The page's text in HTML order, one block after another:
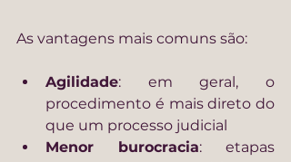
As vantagens mais comuns são:
Agilidade: em geral, o
procedimento é mais direto do
que um processo judicial
Menor burocracia: etapas